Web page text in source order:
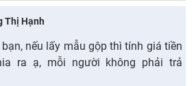
Thị Hạnh
bạn, nếu lấy mẫu gộp thì tính giá tiền
ra ạ, mỗi người không phải trả